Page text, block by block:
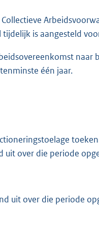
is aangesteld
naar
één jaar.
uit over die periode
uit over die periode